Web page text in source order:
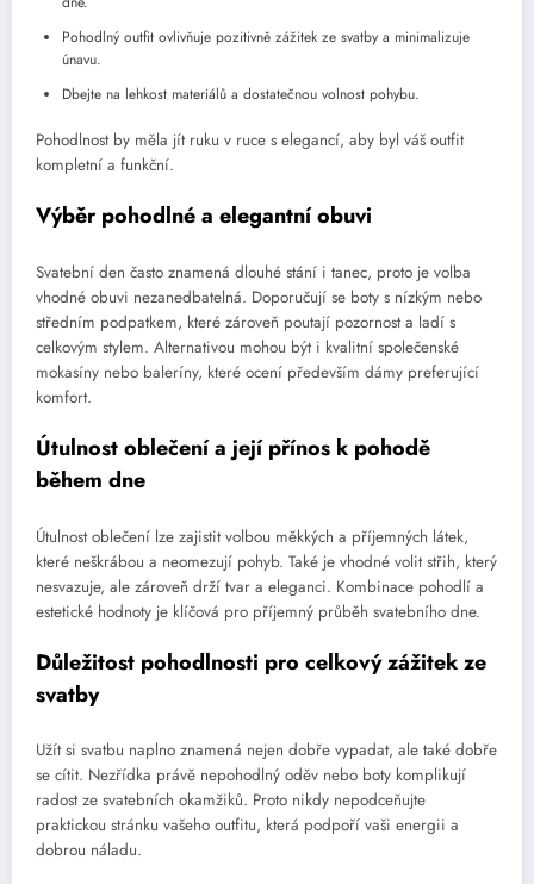
Pohodlný outfit ovlivňuje pozitivně zážitek ze svatby a minimalizuje
únavu.
Dbejte na lehkost materiálů a dostatečnou volnost pohybu.
Pohodlnost by měla jít ruku v ruce s elegancí, aby byl váš outfit
kompletní a funkční.
Výběr pohodlné a elegantní obuvi
Svatební den často znamená dlouhé stání i tanec, proto je volba
vhodné obuvi nezanedbatelná. Doporučují se boty s nízkým nebo
středním podpatkem, které zároveň poutají pozornost a ladí s
celkovým stylem. Alternativou mohou být i kvalitní společenské
mokasíny nebo baleríny, které ocení především dámy preferující
komfort.
Útulnost oblečení a její přínos k pohodě
během dne
Útulnost oblečení lze zajistit volbou měkkých a příjemných látek,
které neškrábou a neomezují pohyb. Také je vhodné volit střih, který
nesvazuje, ale zároveň drží tvar a eleganci. Kombinace pohodlí a
estetické hodnoty je klíčová pro příjemný průběh svatebního dne.
Důležitost pohodlnosti pro celkový zážitek ze
svatby
Užít si svatbu naplno znamená nejen dobře vypadat, ale také dobře
se cítit. Nezřídka právě nepohodlný oděv nebo boty komplikují
radost ze svatebních okamžiků. Proto nikdy nepodceňujte
praktickou stránku vašeho outfitu, která podpoří vaši energii a
dobrou náladu.